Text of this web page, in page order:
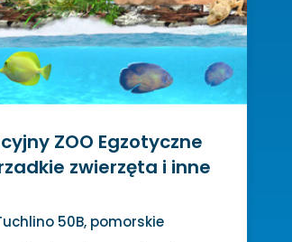
ZOO Egzotyczne
zwierzęta i inne
50B, pomorskie